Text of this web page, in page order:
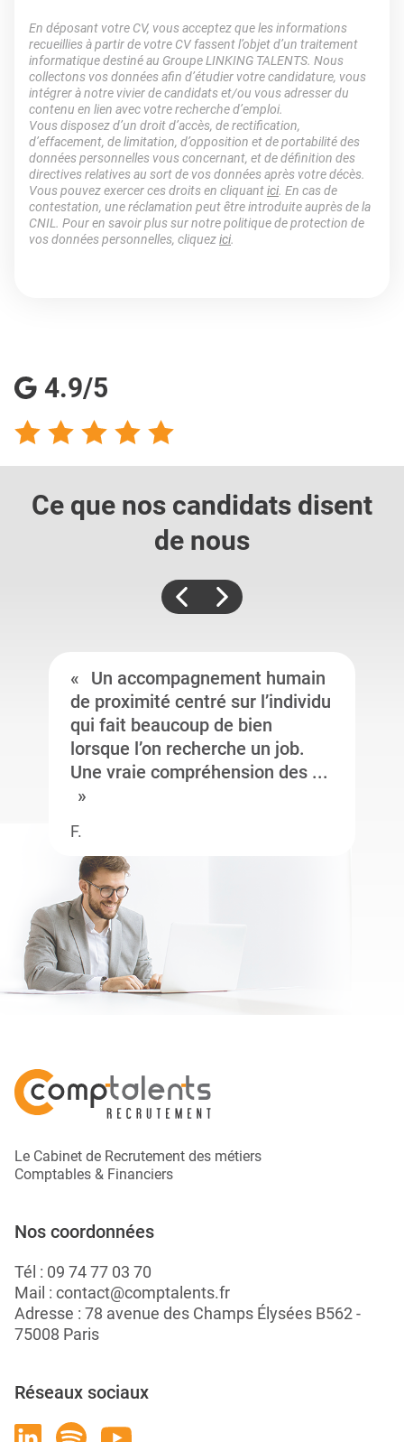
En déposant votre CV, vous acceptez que les informations
recueillies à partir de votre CV fassent l’objet d’un traitement
informatique destiné au Groupe LINKING TALENTS. Nous
collectons vos données afin d’étudier votre candidature, vous
intégrer à notre vivier de candidats et/ou vous adresser du
contenu en lien avec votre recherche d’emploi.
Vous disposez d’un droit d’accès, de rectification,
d’effacement, de limitation, d’opposition et de portabilité des
données personnelles vous concernant, et de définition des
directives relatives au sort de vos données après votre décès.
Vous pouvez exercer ces droits en cliquantici. En cas de
contestation, une réclamation peut être introduite auprès de la
CNIL. Pour en savoir plus sur notre politique de protection de
vos données personnelles, cliquezici.
4.9/5
Ce que nos candidats disent
de nous
Un accompagnement humain
de proximité centré sur l’individu
qui fait beaucoup de bien
lorsque l’on recherche un job.
Une vraie compréhension des ...
F.
Le Cabinet de Recrutement des métiers
Comptables & Financiers
Nos coordonnées
Tél : 09 74 77 03 70
Mail : contact@comptalents.fr
Adresse : 78 avenue des Champs Élysées B562 -
75008 Paris
Réseaux sociaux